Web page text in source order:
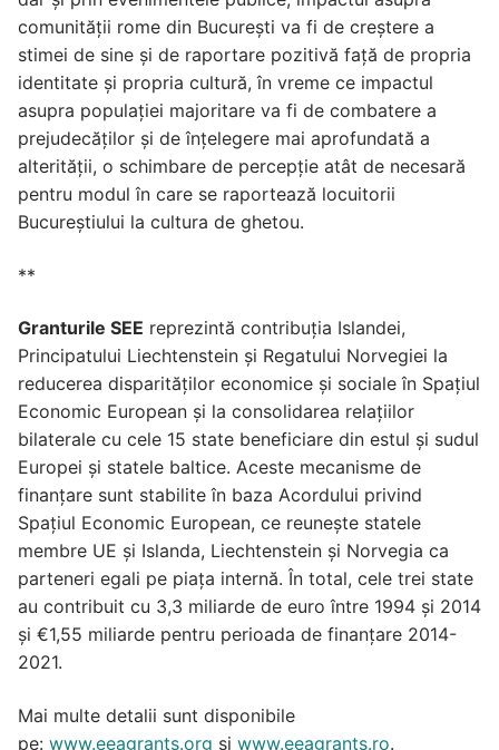
comunității rome din București va fi de creștere a
stimei de sine și de raportare pozitivă față de propria
identitate și propria cultură, în vreme ce impactul
asupra populației majoritare va fi de combatere a
prejudecăților și de înțelegere mai aprofundată a
alterității, o schimbare de percepție atât de necesară
pentru modul în care se raportează locuitorii
Bucureștiului la cultura de ghetou.
**
Granturile SEE reprezintă contribuția Islandei,
Principatului Liechtenstein și Regatului Norvegiei la
reducerea disparităților economice și sociale în Spațiul
Economic European și la consolidarea relațiilor
bilaterale cu cele 15 state beneficiare din estul și sudul
Europei și statele baltice. Aceste mecanisme de
finanțare sunt stabilite în baza Acordului privind
Spațiul Economic European, ce reunește statele
membre UE și Islanda, Liechtenstein și Norvegia ca
parteneri egali pe piața internă. În total, cele trei state
au contribuit cu 3,3 miliarde de euro între 1994 și 2014
și €1,55 miliarde pentru perioada de finanțare 2014-
2021.
Mai multe detalii sunt disponibile
pe: www.eeagrants.org și www.eeagrants.ro.